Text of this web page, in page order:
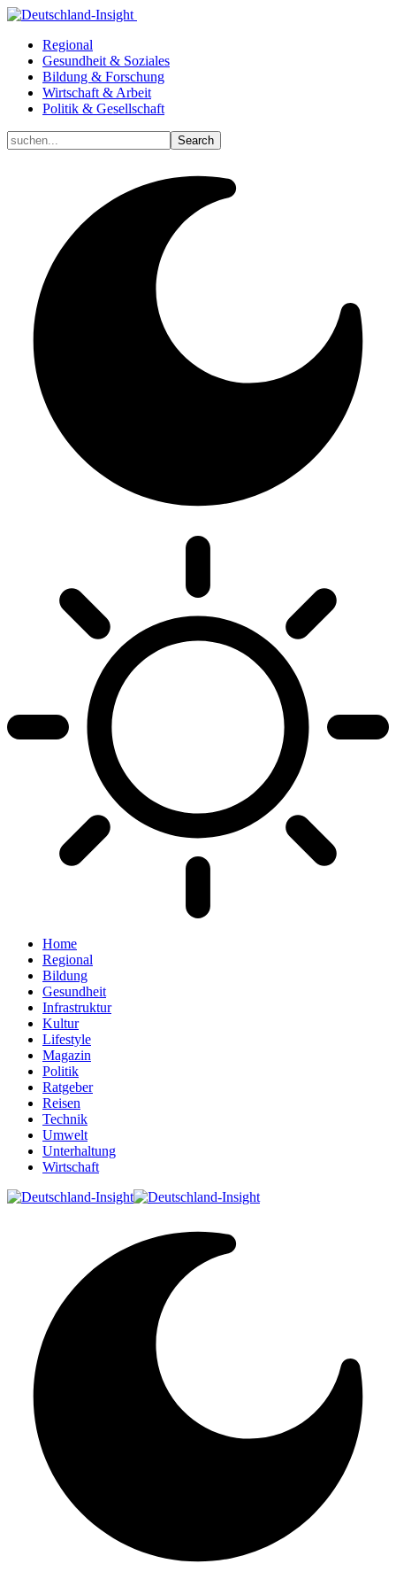
Regional
Gesundheit & Soziales
Bildung & Forschung
Wirtschaft & Arbeit
Politik & Gesellschaft
Home
Regional
Bildung
Gesundheit
Infrastruktur
Kultur
Lifestyle
Magazin
Politik
Ratgeber
Reisen
Technik
Umwelt
Unterhaltung
Wirtschaft